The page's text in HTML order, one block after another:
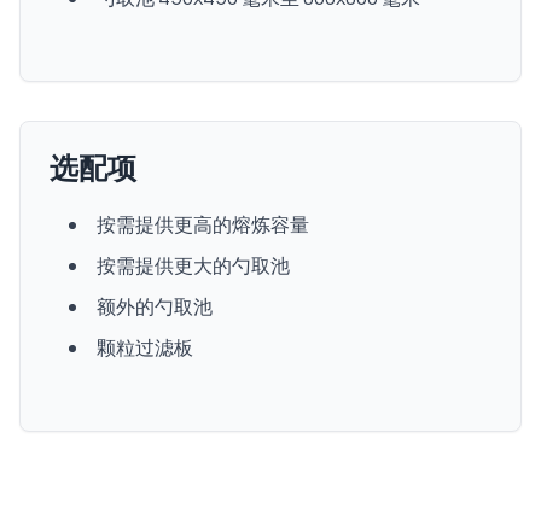
选配项
按需提供更高的熔炼容量
按需提供更大的勺取池
额外的勺取池
颗粒过滤板